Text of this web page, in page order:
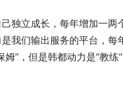
独立成长，每年增加一两
我们输出服务的平台，每
”，但是韩都动力是“教练”